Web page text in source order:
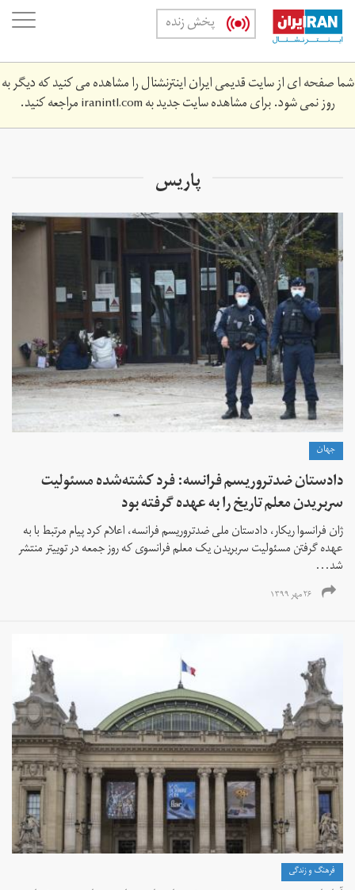
Skip
main
content
پخش زنده
شما صفحه ای از سایت قدیمی ایران اینترنشنال را مشاهده می کنید که دیگر به
روز نمی شود. برای مشاهده سایت جدید بهiranintl.comمراجعه کنید.
پاریس
جهان
دادستان ضدتروریسم فرانسه: فرد کشته‌شده مسئولیت
سربریدن معلم تاریخ را به عهده گرفته بود
ژان فرانسوا ریکار، دادستان ملی ضدتروریسم فرانسه، اعلام کرد پیام مرتبط با به
عهده گرفتن مسئولیت سربریدن یک معلم فرانسوی که روز جمعه در توییتر منتشر
شد...
۲۶ مهر ۱۳۹۹
فرهنگ و زندگی